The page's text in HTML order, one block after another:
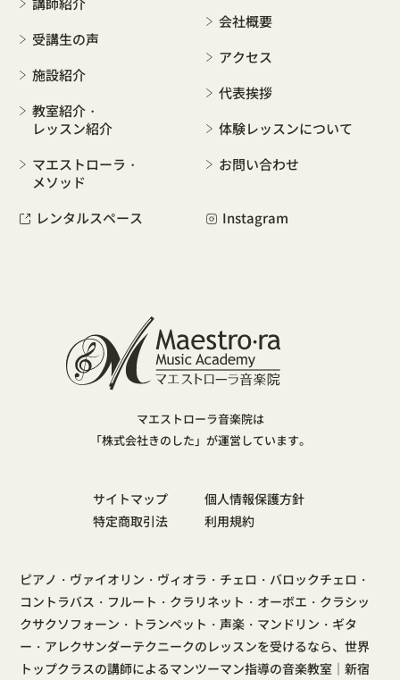
マエストローラ音楽院は
「株式会社きのした」が運営しています。
受講生の声
施設紹介
教室紹介・
レッスン紹介
マエストローラ・
メソッド
会社概要
アクセス
代表挨拶
体験レッスンについて
お問い合わせ
レンタルスペース Instagram
サイトマップ
個人情報保護方針
特定商取引法
利用規約
ピアノ・ヴァイオリン・ヴィオラ・チェロ・バロックチェロ・
コントラバス・フルート・クラリネット・オーボエ・クラシッ
クサクソフォーン・トランペット・声楽・マンドリン・ギタ
ー・アレクサンダーテクニークのレッスンを受けるなら、世界
トップクラスの講師によるマンツーマン指導の音楽教室｜新宿